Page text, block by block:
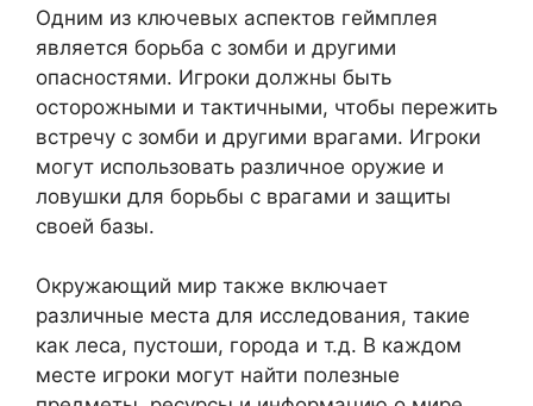
Одним из ключевых аспектов геймплея
является борьба с зомби и другими
опасностями. Игроки должны быть
осторожными и тактичными, чтобы пережить
встречу с зомби и другими врагами. Игроки
могут использовать различное оружие и
ловушки для борьбы с врагами и защиты
своей базы.
Окружающий мир также включает
различные места для исследования, такие
как леса, пустоши, города и т.д. В каждом
месте игроки могут найти полезные